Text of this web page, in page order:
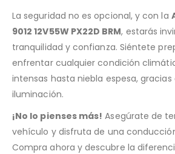
La seguridad no es opcional, y con la
9012 12V55W PX22D BRM, estarás
tranquilidad y confianza. Siéntete
enfrentar cualquier condición
intensas hasta niebla espesa,
iluminación.
¡No lo pienses más! Asegúrate de
vehículo y disfruta de una
Compra ahora y descubre la